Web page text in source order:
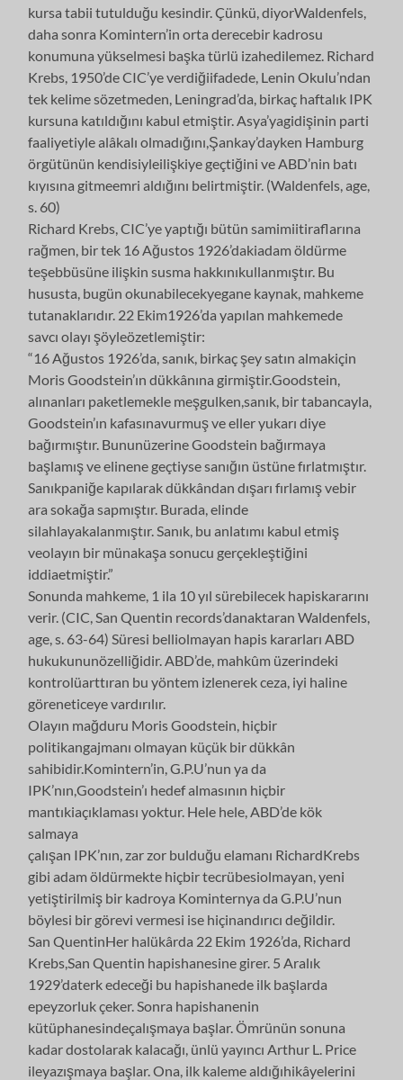
kursa tabii tutulduğu kesindir. Çünkü, diyorWaldenfels,
daha sonra Komintern’in orta derecebir kadrosu
konumuna yükselmesi başka türlü izahedilemez. Richard
Krebs, 1950’de CIC’ye verdiğiifadede, Lenin Okulu’ndan
tek kelime sözetmeden, Leningrad’da, birkaç haftalık IPK
kursuna katıldığını kabul etmiştir. Asya’yagidişinin parti
faaliyetiyle alâkalı olmadığını,Şankay’dayken Hamburg
örgütünün kendisiyleilişkiye geçtiğini ve ABD’nin batı
kıyısına gitmeemri aldığını belirtmiştir. (Waldenfels, age,
s. 60)
Richard Krebs, CIC’ye yaptığı bütün samimiitiraflarına
rağmen, bir tek 16 Ağustos 1926’dakiadam öldürme
teşebbüsüne ilişkin susma hakkınıkullanmıştır. Bu
hususta, bugün okunabilecekyegane kaynak, mahkeme
tutanaklarıdır. 22 Ekim1926’da yapılan mahkemede
savcı olayı şöyleözetlemiştir:
“16 Ağustos 1926’da, sanık, birkaç şey satın almakiçin
Moris Goodstein’ın dükkânına girmiştir.Goodstein,
alınanları paketlemekle meşgulken,sanık, bir tabancayla,
Goodstein’ın kafasınavurmuş ve eller yukarı diye
bağırmıştır. Bununüzerine Goodstein bağırmaya
başlamış ve elinene geçtiyse sanığın üstüne fırlatmıştır.
Sanıkpaniğe kapılarak dükkândan dışarı fırlamış vebir
ara sokağa sapmıştır. Burada, elinde
silahlayakalanmıştır. Sanık, bu anlatımı kabul etmiş
veolayın bir münakaşa sonucu gerçekleştiğini
iddiaetmiştir.”
Sonunda mahkeme, 1 ila 10 yıl sürebilecek hapiskararını
verir. (CIC, San Quentin records’danaktaran Waldenfels,
age, s. 63-64) Süresi belliolmayan hapis kararları ABD
hukukununözelliğidir. ABD’de, mahkûm üzerindeki
kontrolüarttıran bu yöntem izlenerek ceza, iyi haline
göreneticeye vardırılır.
Olayın mağduru Moris Goodstein, hiçbir
politikangajmanı olmayan küçük bir dükkân
sahibidir.Komintern’in, G.P.U’nun ya da
IPK’nın,Goodstein’ı hedef almasının hiçbir
mantıkiaçıklaması yoktur. Hele hele, ABD’de kök
salmaya
çalışan IPK’nın, zar zor bulduğu elamanı RichardKrebs
gibi adam öldürmekte hiçbir tecrübesiolmayan, yeni
yetiştirilmiş bir kadroya Kominternya da G.P.U’nun
böylesi bir görevi vermesi ise hiçinandırıcı değildir.
San QuentinHer halükârda 22 Ekim 1926’da, Richard
Krebs,San Quentin hapishanesine girer. 5 Aralık
1929’daterk edeceği bu hapishanede ilk başlarda
epeyzorluk çeker. Sonra hapishanenin
kütüphanesindeçalışmaya başlar. Ömrünün sonuna
kadar dostolarak kalacağı, ünlü yayıncı Arthur L. Price
ileyazışmaya başlar. Ona, ilk kaleme aldığıhikâyelerini